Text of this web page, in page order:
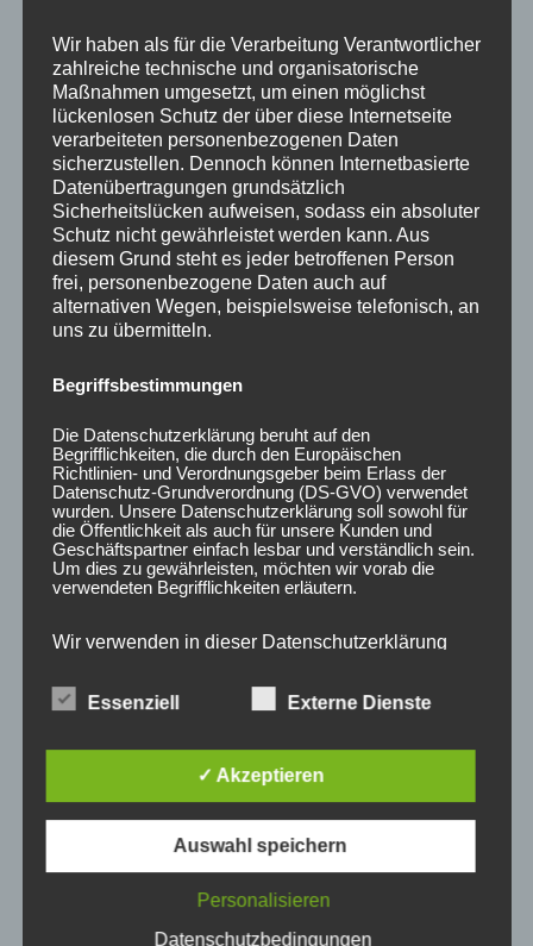
Ähnliche Produkte
Silber eloxiert
Bewertet
mit
von
Bewertet
mit
0
von
5
JRWA1 Adapterplatte
35mm 4×100 57,1
Schwarz eloxiert
JRWA1 Adapterplatte
25mm 4×100 57,1
Schwarz eloxiert
88,00
Bewertet
mit
von
Wir haben als für die Verarbeitung Verantwortlicher
zahlreiche technische und organisatorische
Maßnahmen umgesetzt, um einen möglichst
lückenlosen Schutz der über diese Internetseite
verarbeiteten personenbezogenen Daten
sicherzustellen. Dennoch können Internetbasierte
Datenübertragungen grundsätzlich
Sicherheitslücken aufweisen, sodass ein absoluter
Schutz nicht gewährleistet werden kann. Aus
diesem Grund steht es jeder betroffenen Person
frei, personenbezogene Daten auch auf
alternativen Wegen, beispielsweise telefonisch, an
uns zu übermitteln.
Begriffsbestimmungen
Die Datenschutzerklärung beruht auf den
Begrifflichkeiten, die durch den Europäischen
Richtlinien- und Verordnungsgeber beim Erlass der
Datenschutz-Grundverordnung (DS-GVO) verwendet
wurden. Unsere Datenschutzerklärung soll sowohl für
die Öffentlichkeit als auch für unsere Kunden und
Geschäftspartner einfach lesbar und verständlich sein.
Um dies zu gewährleisten, möchten wir vorab die
verwendeten Begrifflichkeiten erläutern.
Wir verwenden in dieser Datenschutzerklärung
a) personenbezogene Daten
Personenbezogene Daten sind alle
Informationen, die sich auf eine identifizierte oder
identifizierbare natürliche Person (im Folgenden
„betroffene Person") beziehen. Als identifizierbar
wird eine natürliche Person angesehen, die
Zuordnung zu einer Kennung wie einem Namen,
Essenziell Externe Dienste
✓ Akzeptieren
Auswahl speichern
Personalisieren
Datenschutzbedingungen